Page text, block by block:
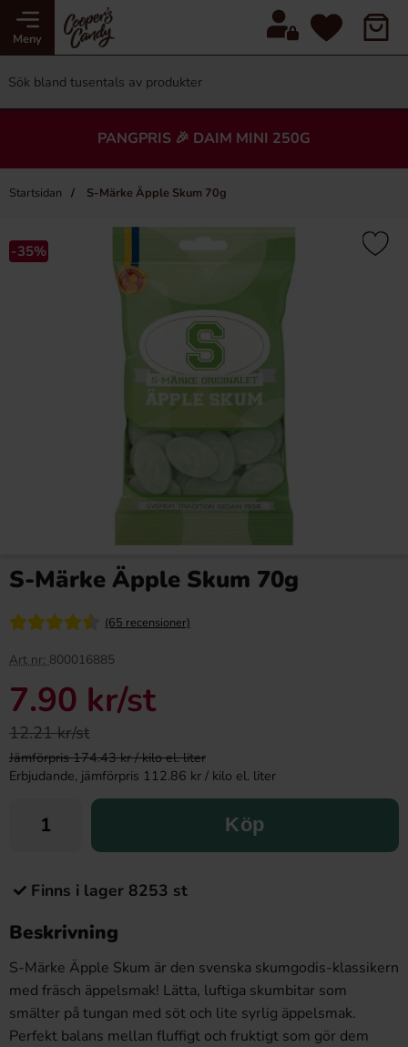
Meny
PANGPRIS 🎉 DAIM MINI 250G
Startsidan S-Märke Äpple Skum 70g
-35%
S-Märke Äpple Skum 70g
(65 recensioner)
Art nr: 800016885
7.90 kr/st
12.21 kr/st
Jämförpris 174.43 kr / kilo el. liter
Erbjudande, jämförpris 112.86 kr / kilo el. liter
Köp
Finns i lager 8253 st
Beskrivning
S-Märke Äpple Skum är den svenska skumgodis-klassikern
med fräsch äppelsmak! Lätta, luftiga skumbitar som
smälter på tungan med söt och lite syrlig äppelsmak.
Perfekt balans mellan fluffigt och fruktigt som gör dem